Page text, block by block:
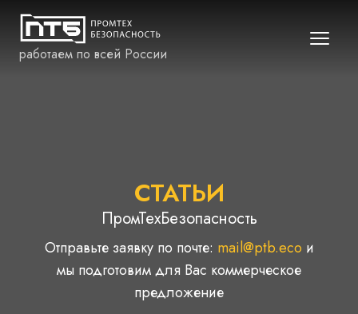
работаем по всей России
СТАТЬИ
ПромТехБезопасность
Отправьте заявку по почте: mail@ptb.eco и
мы подготовим для Вас коммерческое
предложение